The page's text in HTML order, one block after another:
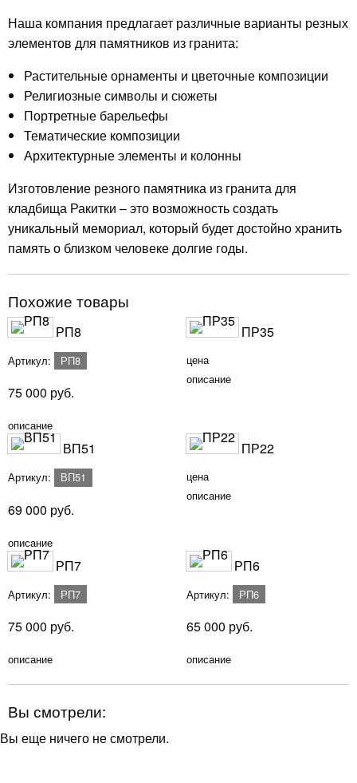
Наша компания предлагает различные варианты резных
элементов для памятников из гранита:
Растительные орнаменты и цветочные композиции
Религиозные символы и сюжеты
Портретные барельефы
Тематические композиции
Архитектурные элементы и колонны
Изготовление резного памятника из гранита для
кладбища Ракитки – это возможность создать
уникальный мемориал, который будет достойно хранить
память о близком человеке долгие годы.
Похожие товары
РП8
Артикул: РП8
75 000 руб.
описание
ПР35
цена
описание
ВП51
Артикул: ВП51
69 000 руб.
описание
ПР22
цена
описание
РП7
Артикул: РП7
75 000 руб.
описание
РП6
Артикул: РП6
65 000 руб.
описание
Вы смотрели:
Вы еще ничего не смотрели.